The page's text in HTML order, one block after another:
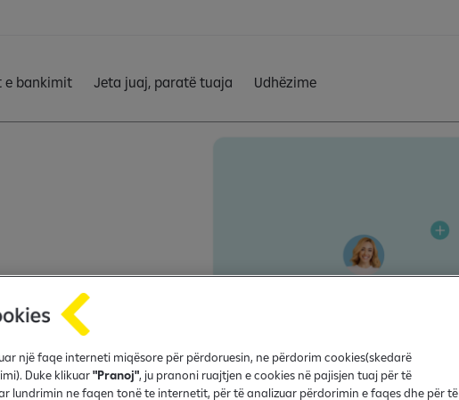
e bankimit Jeta juaj, paratë tuaja Udhëzime
pjesë e
një faqe interneti miqësore për përdoruesin, ne përdorim cookies(skedarë
Duke klikuar"Pranoj", ju pranoni ruajtjen e cookies në pajisjen tuaj për të
lundrimin ne faqen tonë te internetit, për të analizuar përdorimin e faqes dhe për të